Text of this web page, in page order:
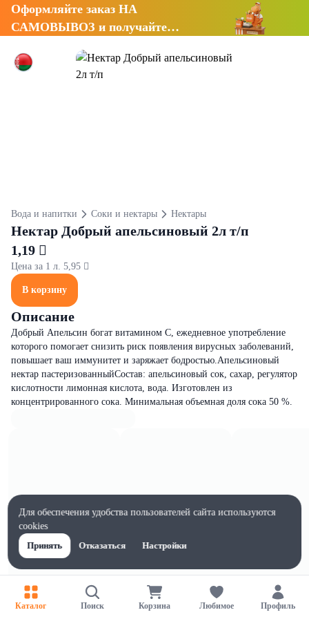
Оформляйте заказ НА
САМОВЫВОЗ и получайте
Вода и напитки Соки и нектары Нектары
Нектар Добрый апельсиновый 2л т/п
1,19 
Цена за 1 л. 5,95 
В корзину
Описание
Добрый Апельсин богат витамином С, ежедневное употребление
которого помогает снизить риск появления вирусных заболеваний,
повышает ваш иммунитет и заряжает бодростью.Апельсиновый
нектар пастеризованныйСостав: апельсиновый сок, сахар, регулятор
кислотности лимонная кислота, вода. Изготовлен из
концентрированного сока. Минимальная объемная доля сока 50 %.
Каталог Поиск Корзина Любимое Профиль
Для обеспечения удобства пользователей сайта используются
cookies
Принять
Отказаться Настройки